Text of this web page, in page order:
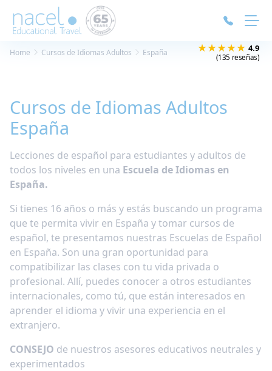
★★★★★ 4.9
(135 reseñas)
Home Cursos de Idiomas Adultos España
Cursos de Idiomas Adultos
España
Lecciones de español para estudiantes y adultos de
todos los niveles en una Escuela de Idiomas en
España.
Si tienes 16 años o más y estás buscando un programa
que te permita vivir en España y tomar cursos de
español, te presentamos nuestras Escuelas de Español
en España. Son una gran oportunidad para
compatibilizar las clases con tu vida privada o
profesional. Allí, puedes conocer a otros estudiantes
internacionales, como tú, que están interesados en
aprender el idioma y vivir una experiencia en el
extranjero.
CONSEJO de nuestros asesores educativos neutrales y
experimentados
Panel de gestión de cookies